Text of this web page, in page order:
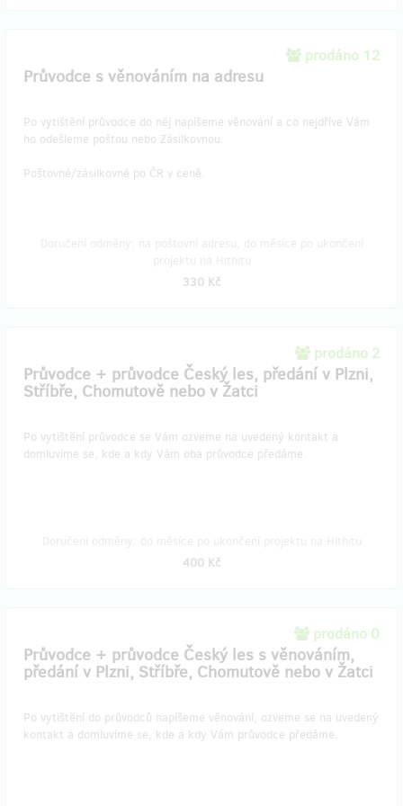
prodáno 12
Průvodce s věnováním na adresu
Po vytištění průvodce do něj napíšeme věnování a co nejdříve Vám
ho odešleme poštou nebo Zásilkovnou.
Poštovné/zásilkovné po ČR v ceně.
330 Kč
prodáno 2
Průvodce + průvodce Český les, předání v Plzni,
Stříbře, Chomutově nebo v Žatci
​Po vytištění průvodce se Vám ozveme na uvedený kontakt a
domluvíme se, kde a kdy Vám oba průvodce předáme.
400 Kč
prodáno 0
Průvodce + průvodce Český les s věnováním,
předání v Plzni, Stříbře, Chomutově nebo v Žatci
Po vytištění do průvodců napíšeme věnování, ozveme se na uvedený
kontakt a domluvíme se, kde a kdy Vám průvodce předáme.